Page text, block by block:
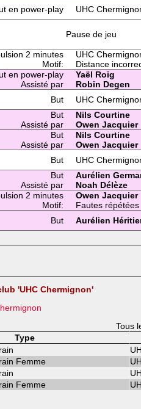
en power-play UHC
Pause de jeu
2 minutes
UHC
Motif:
Distance
en power-play
Yaël Roig
Assisté par
Robin Degen
But UHC
But
Nils Courtine
Assisté par
Owen Jacquier
But
Nils Courtine
Assisté par
Owen Jacquier
But UHC
But
Aurélien
Assisté par
Noah Délèze
2 minutes
Owen Jacquier
Motif:
Fautes répétées
But Aurélien
'UHC Chermignon'
Tous
Type